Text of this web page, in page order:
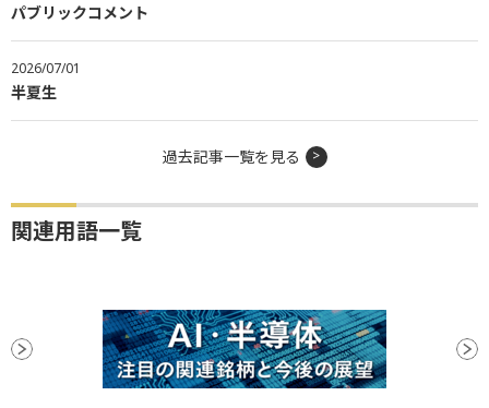
パブリックコメント
2026/07/01
半夏生
過去記事一覧を見る
関連用語一覧